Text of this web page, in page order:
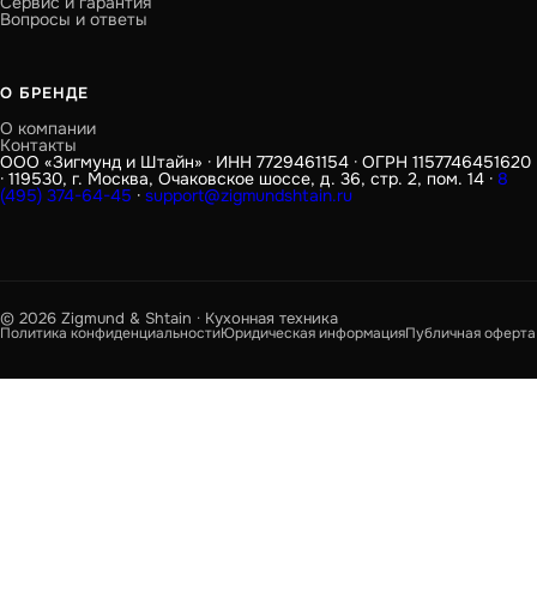
Вопросы и ответы
О БРЕНДЕ
О компании
Контакты
ООО «Зигмунд и Штайн» · ИНН 7729461154 · ОГРН 1157746451620
· 119530, г. Москва, Очаковское шоссе, д. 36, стр. 2, пом. 14 · 8
(495) 374-64-45 · support@zigmundshtain.ru
© 2026 Zigmund & Shtain · Кухонная техника
Политика конфиденциальностиЮридическая информацияПубличная оферта